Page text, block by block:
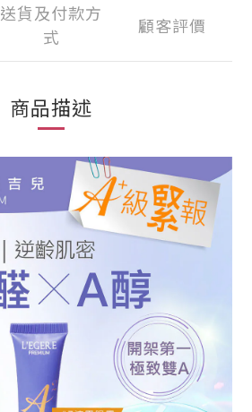
送貨及付款方
式
顧客評價
商品描述